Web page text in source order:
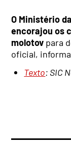
O Ministério
encorajou os
molotov para
oficial,
Texto: SIC